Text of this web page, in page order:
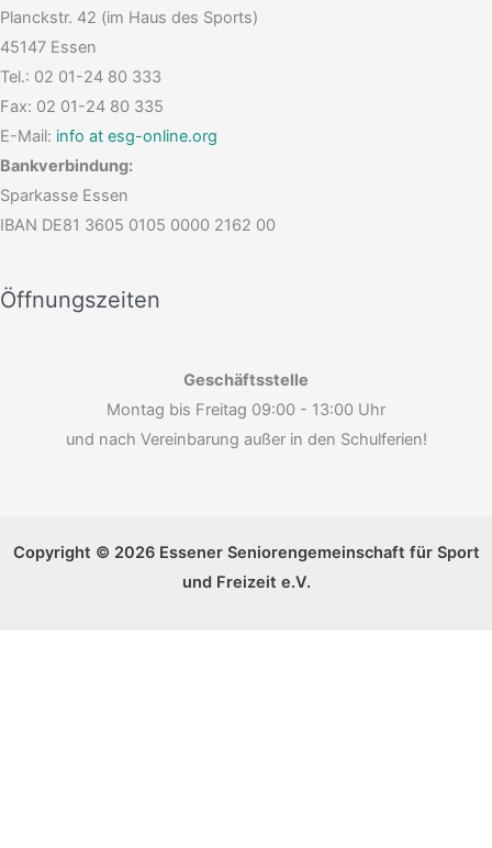
Planckstr. 42 (im Haus des Sports)
45147 Essen
Tel.: 02 01-24 80 333
Fax: 02 01-24 80 335
E-Mail: info at esg-online.org
Bankverbindung:
Sparkasse Essen
IBAN DE81 3605 0105 0000 2162 00
Öffnungszeiten
Geschäftsstelle
Montag bis Freitag 09:00 - 13:00 Uhr
und nach Vereinbarung außer in den Schulferien!
Copyright © 2026 Essener Seniorengemeinschaft für Sport
und Freizeit e.V.